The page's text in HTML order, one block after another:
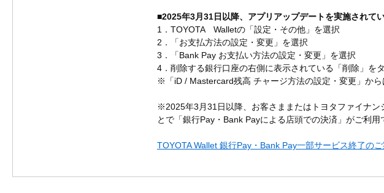
■2025年3月31日以降、アプリアップデートを実施されて
1．TOYOTA Walletの「設定・その他」を選択
2．「お支払方法の設定・変更」を選択
3．「Bank Pay お支払い方法の設定・変更」を選択
4．削除する銀行口座の右側に表示されている「削除」を
※「iD / Mastercard残高 チャージ方法の設定・変更」か
※2025年3月31日以降、お客さままたはトヨタファイナン
とで「銀行Pay・Bank Payによる店頭での決済」がご利
TOYOTA Wallet 銀行Pay・Bank Pay一部サービス終了の